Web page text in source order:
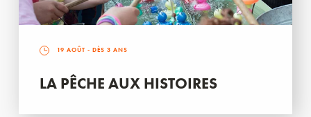
19 AOÛT - DÈS 3 ANS
LA PÊCHE AUX HISTOIRES